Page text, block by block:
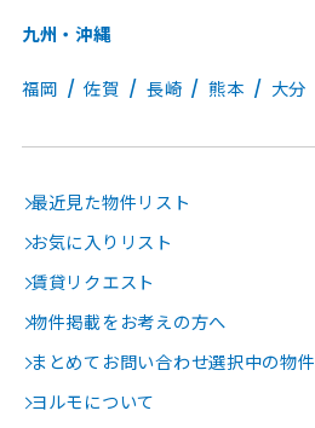
九州・沖縄
福岡 佐賀 長崎 熊本 大分
最近見た物件リスト
お気に入りリスト
賃貸リクエスト
物件掲載をお考えの方へ
まとめてお問い合わせ選択中の物件
ヨルモについて